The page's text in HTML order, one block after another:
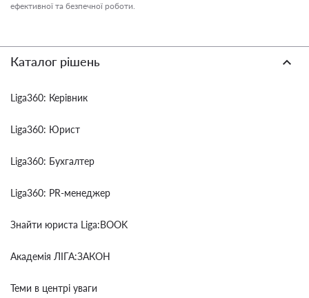
ефективної та безпечної роботи.
Каталог рішень
Liga360: Керівник
Liga360: Юрист
Liga360: Бухгалтер
Liga360: PR-менеджер
Знайти юриста Liga:BOOK
Академія ЛІГА:ЗАКОН
Теми в центрі уваги